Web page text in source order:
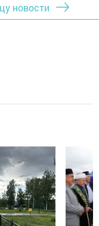
новости